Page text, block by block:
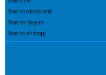
Share on odnoklassniki
Share on telegram
Share on whatsapp